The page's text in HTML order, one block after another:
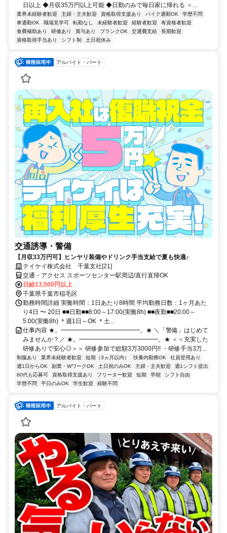
日以上 ◆月収35万円以上可能 ◆日勤のみで毎日家に帰れる ＜...
業界未経験者歓迎 主婦・主夫歓迎 資格取得支援あり バイク通勤OK
学歴不問
車通勤OK
職場見学可 転勤なし 未経験者歓迎 経験者歓迎
有資格者歓迎
食費補助あり
研修あり 賞与あり ブランクOK 交通費支給
長期歓迎
資格取得手当あり
シフト制 土日祝休み
アルバイト・パート
交通誘導・警備
【月収33万円可】ヒンヤリ装備やドリンク手当支給で夏も快適♪
テイケイ株式会社 千葉支社[21]
交通・アクセス スポーツセンター駅周辺/直行直帰OK
日給13,500円以上
千葉県千葉市稲毛区
勤務時間詳細 実働時間：1日あたり8時間 平均勤務日数：1ヶ月あた
り4日 〜 20日 ■■日勤■■8:00～17:00(実働8h) ■■夜勤■■20:00～
5:00(実働8h) ＊週1日～OK ＊土...
仕事内容 ★。━━━━━━━━━━━━━。★ ＼「警備」はじめて
みませんか？／ ★。━━━━━━━━━━━━━。★ ＜＜充実した
研修ありで安心◎＞＞ 研修参加で総額3万3000円!! ・研修手当3万...
制服あり 業界未経験者歓迎 短期（3ヵ月以内） 扶養内勤務OK
社員登用あり
週1日からOK
副業・WワークOK 土日祝のみOK 主婦・主夫歓迎
週1シフト提出
60代も応募可
資格取得支援あり フリーター歓迎 短期 早朝
シフト自由
学歴不問
平日のみOK 学生歓迎 経験不問
アルバイト・パート